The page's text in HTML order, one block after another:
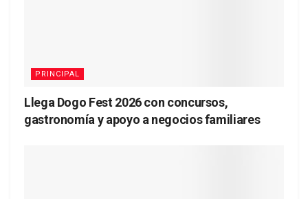
PRINCIPAL
Llega Dogo Fest 2026 con concursos,
gastronomía y apoyo a negocios familiares